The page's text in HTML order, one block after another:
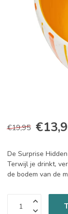
€19,95
De Surprise
Terwijl je drinkt,
de bodem van de